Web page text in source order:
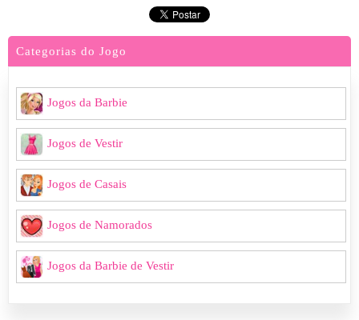
Categorias do Jogo
Jogos da Barbie
Jogos de Vestir
Jogos de Casais
Jogos de Namorados
Jogos da Barbie de Vestir